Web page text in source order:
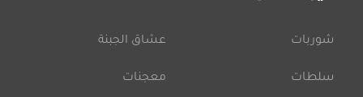
شوربات
سلطات
عشاق الجبنة
معجنات